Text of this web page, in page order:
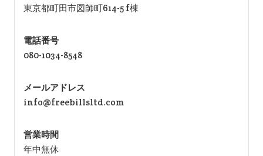
東京都町田市図師町614-5 f棟
電話番号
080-1034-8548
メールアドレス
info@freebillsltd.com
営業時間
年中無休